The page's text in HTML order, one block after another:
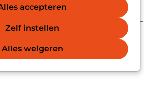
accepteren
Zelf instellen
Alles weigerenWachtwoord vergeten?